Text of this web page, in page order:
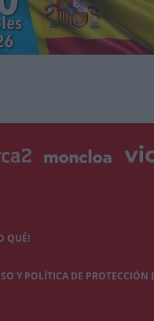
QUÉ!
Y POLÍTICA DE PROTECCIÓN